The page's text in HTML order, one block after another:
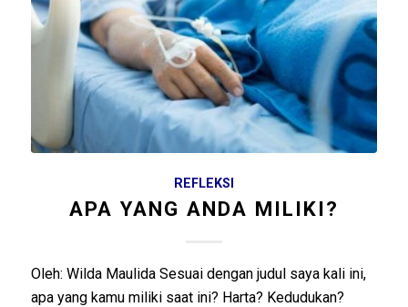
REFLEKSI
APA YANG ANDA MILIKI?
Oleh: Wilda Maulida Sesuai dengan judul saya kali ini,
apa yang kamu miliki saat ini? Harta? Kedudukan?